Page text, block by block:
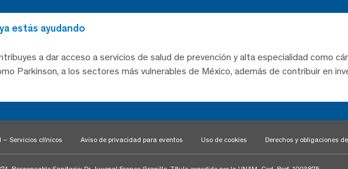
estás ayudando
a dar acceso a servicios de salud de prevención y alta especialidad como
Parkinson, a los sectores más vulnerables de México, además de contribuir en
– Servicios clínicos Aviso de privacidad para eventos Uso de cookies Derechos y obligaciones